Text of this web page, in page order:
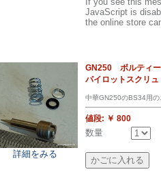
JavaScript is
the online store
詳細をみる
GN250 ボルティ
パイロットスクリ
中華GN250のBS34用
値段: ￥ 800
数量